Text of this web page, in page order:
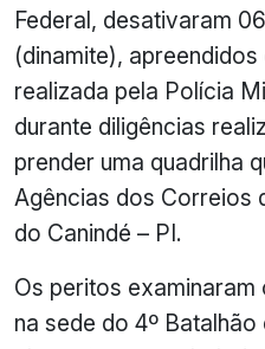
Federal, desativaram
(dinamite),
realizada pela Polícia
durante diligências
prender uma quadrilha
Agências dos Correios
do Canindé – PI.
Os peritos
na sede do 4º